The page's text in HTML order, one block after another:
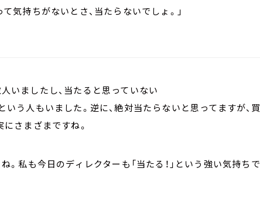
気持ちがないとさ、当たらないでしょ。」
いましたし、当たると思っていない
う人もいました。逆に、絶対当たらないと思ってますが、買
さまざまですね。
。私も今日のディレクターも「当たる！」という強い気持ちで